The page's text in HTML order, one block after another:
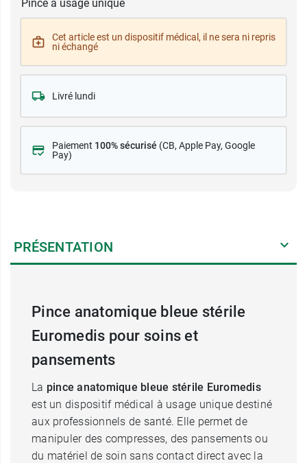
Pince à usage unique
Cet article est un dispositif médical, il ne sera ni repris
ni échangé
Livré lundi
Paiement 100% sécurisé (CB, Apple Pay, Google
Pay)
PRÉSENTATION
Pince anatomique bleue stérile
Euromedis pour soins et
pansements
La pince anatomique bleue stérile Euromedis
est un dispositif médical à usage unique destiné
aux professionnels de santé. Elle permet de
manipuler des compresses, des pansements ou
du matériel de soin sans contact direct avec la